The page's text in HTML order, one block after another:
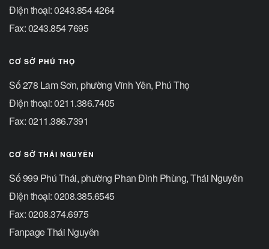
Điện thoại: 0243.854 4264
Fax: 0243.854 7695
CƠ SỞ PHÚ THỌ
Số 278 Lam Sơn, phường Vĩnh Yên, Phú Thọ
Điện thoại: 0211.386.7405
Fax: 0211.386.7391
CƠ SỞ THÁI NGUYÊN
Số 999 Phú Thái, phường Phan Đình Phùng, Thái Nguyên
Điện thoại: 0208.385.6545
Fax: 0208.374.6975
Fanpage Thái Nguyên